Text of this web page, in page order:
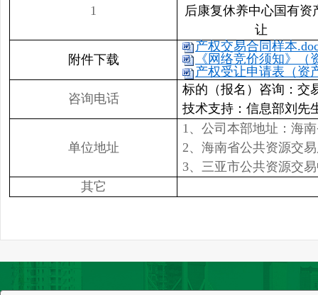
1
后康复休养中心国有资
让
附件下载
产权交易合同样本
《网络竞价须知》（
产权受让申请表（资
咨询电话
标的（报名）咨询：交
技术支持：信息部刘先
单位地址
1、公司本部地址：海
2、海南省公共资源交
3、三亚市公共资源交
其它